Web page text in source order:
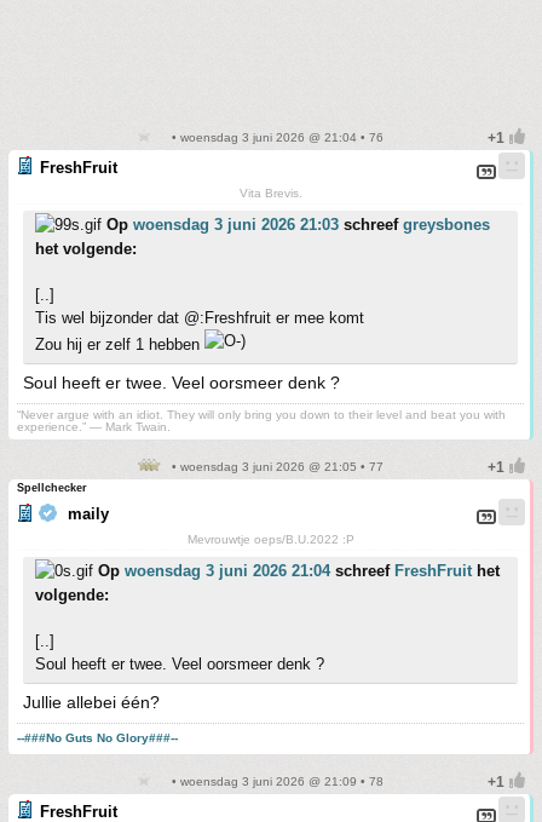
• woensdag 3 juni 2026 @ 21:04 • 76
FreshFruit
Vita Brevis.
Op woensdag 3 juni 2026 21:03 schreef greysbones
het volgende:
[..]
Tis wel bijzonder dat @:Freshfruit er mee komt
Zou hij er zelf 1 hebben
Soul heeft er twee. Veel oorsmeer denk ?
“Never argue with an idiot. They will only bring you down to their level and beat you with
experience.” ― Mark Twain.
• woensdag 3 juni 2026 @ 21:05 • 77
Spellchecker
maily
Mevrouwtje oeps/B.U.2022 :P
Op woensdag 3 juni 2026 21:04schreef FreshFruithet
volgende:
[..]
Soul heeft er twee. Veel oorsmeer denk ?
Jullie allebei één?
--###No Guts No Glory###--
• woensdag 3 juni 2026 @ 21:09 • 78
FreshFruit